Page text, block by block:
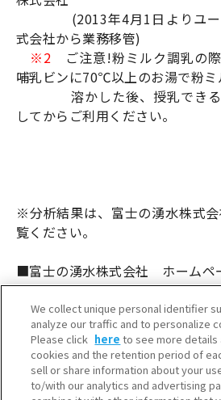
(2013年4月1日よりユー
式会社から業務移管)
※2 ご注意!粉ミルク調乳の
哺乳ビンに70℃以上のお湯で粉ミ
溶かした後、授乳できる
してからご利用ください。
※分析結果は、富士の湧水株式
覧ください。
■富士の湧水株式会社 ホームペ
http://www.f-you-sui.co.jp/
We collect unique personal identifier
analyze our traffic and to personalize
Please click here to see more details
cookies and the retention period of
sell or share information about your
to/with our analytics and advertising